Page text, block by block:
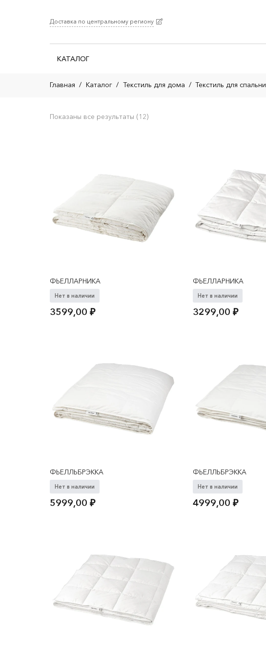
Доставка по центральному региону
КАТАЛОГ
Главная / Каталог / Текстиль для дома / Текстиль для спальни
Показаны все результаты (12)
ФЬЕЛЛАРНИКА
Нет в наличии
3599,00 ₽
ФЬЕЛЛАРНИКА
Нет в наличии
3299,00₽
ФЬЕЛЛЬБРЭККА
Нет в наличии
5999,00 ₽
ФЬЕЛЛЬБРЭККА
Нет в наличии
4999,00₽